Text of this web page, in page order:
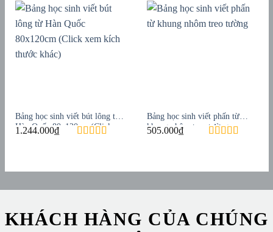
Bảng học sinh viết bút lông từ
Hàn Quốc 80x120cm (Click
xem kích thước khác)
1.244.000₫
Bảng học sinh viết phấn từ
khung nhôm treo tường
505.000₫
KHÁCH HÀNG CỦA CHÚNG